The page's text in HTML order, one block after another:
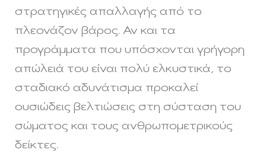
στρατηγικές απαλλαγής από το
πλεονάζον βάρος. Αν και τα
προγράμματα που υπόσχονται γρήγορη
απώλειά του είναι πολύ ελκυστικά, το
σταδιακό αδυνάτισμα προκαλεί
ουσιώδεις βελτιώσεις στη σύσταση του
σώματος και τους ανθρωπομετρικούς
δείκτες.